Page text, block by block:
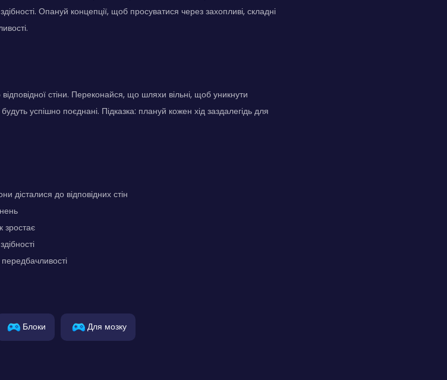
Опануй концепції, щоб просуватися через захопливі, складні
стіни. Переконайся, що шляхи вільні, щоб уникнути
успішно поєднані. Підказка: плануй кожен хід заздалегідь для
до відповідних стін
зростає
Блоки Для мозку